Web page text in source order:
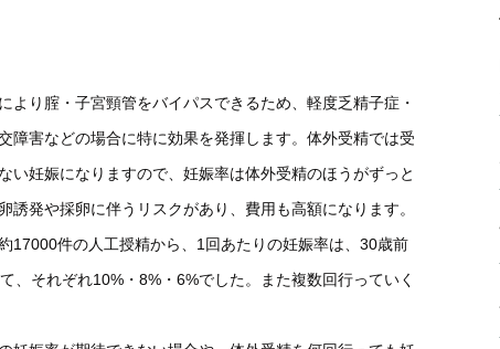
受診方法
査
よくある質問
より腟・子宮頸管をバイパスできるため、軽度乏精子症・
障害などの場合に特に効果を発揮します。体外受精では受
い妊娠になりますので、妊娠率は体外受精のほうがずっと
発や採卵に伴うリスクがあり、費用も高額になります。
17000件の人工授精から、1回あたりの妊娠率は、30歳前
、それぞれ10%・8%・6%でした。また複数回行っていく